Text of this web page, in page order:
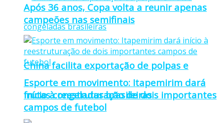
China facilita exportação de polpas e
frutas congeladas brasileiras
Após 36 anos, Copa volta a reunir apenas
campeões nas semifinais
Esporte em movimento: Itapemirim dará
início à reestruturação de dois importantes
campos de futebol